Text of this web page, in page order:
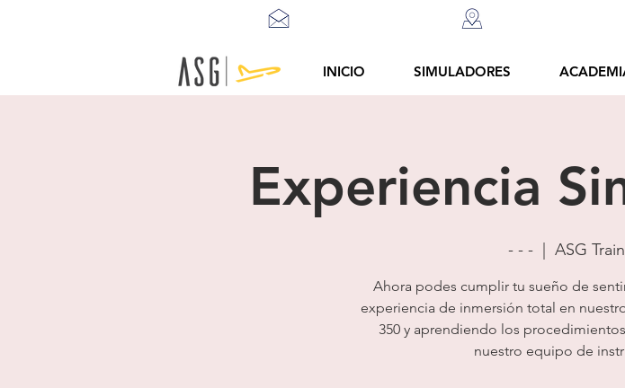
INICIO SIMULADORES
Experiencia
- - -
  |
ASG
Ahora podes cumplir tu sueño de
experiencia de inmersión total en
350 y aprendiendo los
nuestro equipo de